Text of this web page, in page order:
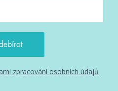
zpracování osobních údajů